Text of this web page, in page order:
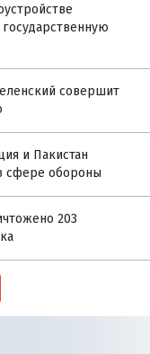
совершит
и Пакистан
сфере обороны
203